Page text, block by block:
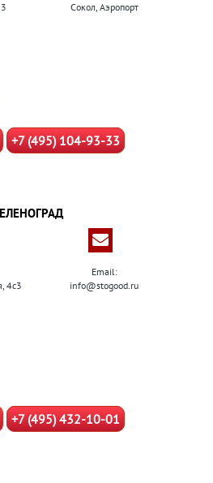
Сокол, Аэропорт
+7 (495) 104-93-33
4с3
Email:
info@stogood.ru
+7 (495) 432-10-01